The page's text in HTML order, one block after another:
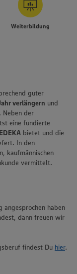
Website zu
Weiterbildung
guter
verlängern und
Neben der
eine fundierte
bietet und die
In den
kaufmännischen
vermittelt.
angesprochen haben
dann freuen wir
findest Du hier.